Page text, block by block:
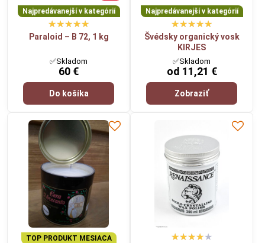
Najpredávanejší v kategórií
Paraloid – B 72, 1 kg
✅Skladom
60 €
Do košíka
Najpredávanejší v kategórií
Švédsky organický vosk
KIRJES
✅Skladom
od 11,21 €
Zobraziť
TOP PRODUKT MESIACA